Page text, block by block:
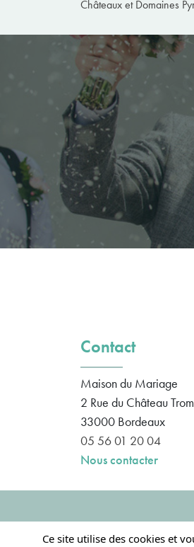
Châteaux et Domaines
Contact
Maison du Mariage
2 Rue du Château
33000 Bordeaux
05 56 01 20 04
Nous contacter
Ce site utilise des cookies et